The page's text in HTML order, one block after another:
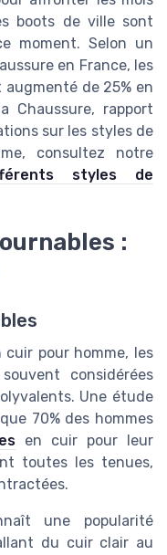
boots de ville sont
moment. Selon un
en France, les
de 25% en
Chaussure, rapport
sur les styles de
consultez notre
styles de
:
pour homme, les
considérées
Une étude
70% des hommes
en cuir pour leur
toutes les tenues,
une popularité
du cuir clair au